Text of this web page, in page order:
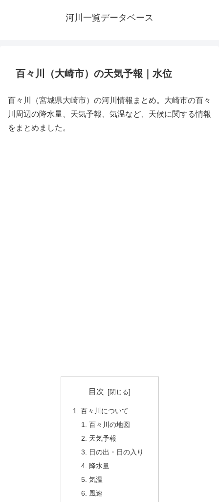
河川一覧データベース
百々川（大崎市）の天気予報｜水位
百々川（宮城県大崎市）の河川情報まとめ。大崎市の百々
川周辺の降水量、天気予報、気温など、天候に関する情報
をまとめました。
目次
百々川について
百々川の地図
天気予報
日の出・日の入り
降水量
気温
風速